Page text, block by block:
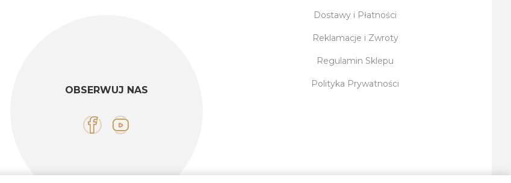
OBSERWUJ NAS
Dostawy i Płatności
Reklamacje i Zwroty
Regulamin Sklepu
Polityka Prywatności